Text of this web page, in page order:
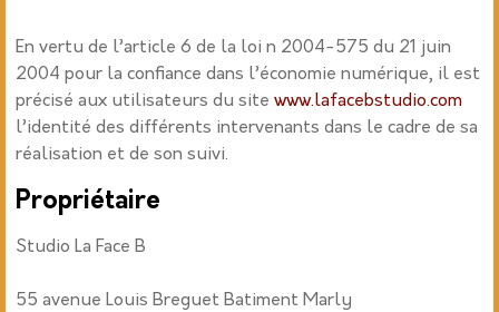
En vertu de l’article 6 de la loi n 2004-575 du 21 juin
2004 pour la confiance dans l’économie numérique, il est
précisé aux utilisateurs du site www.lafacebstudio.com
l’identité des différents intervenants dans le cadre de sa
réalisation et de son suivi.
Propriétaire
Studio La Face B
55 avenue Louis Breguet Batiment Marly